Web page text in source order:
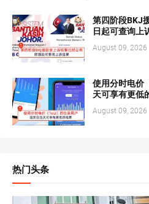
第四阶段BKJ
日起可查询上
August 09, 2026
使用分时电价
天可享有更低
August 09, 2026
热门头条